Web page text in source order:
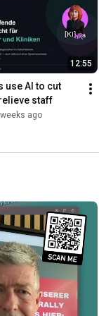
12:55
use AI to cut
staff
ago